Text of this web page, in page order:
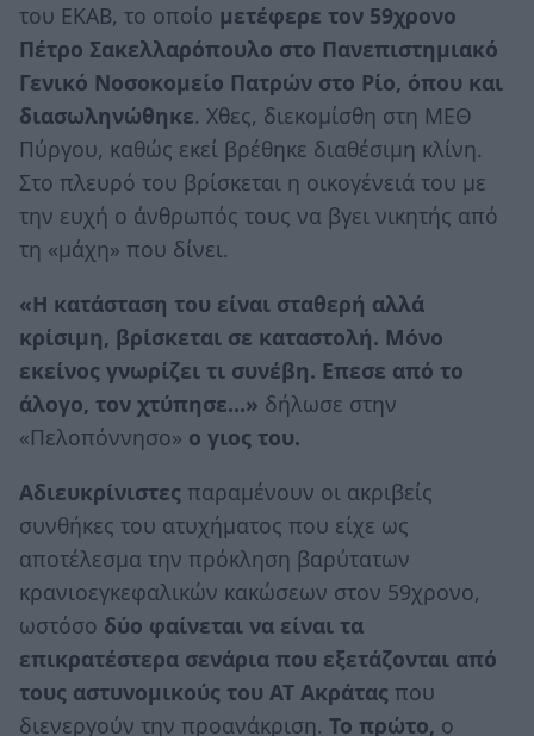
του ΕΚΑΒ, το οποίο μετέφερε τον 59χρονο
Πέτρο Σακελλαρόπουλο στο Πανεπιστημιακό
Γενικό Νοσοκομείο Πατρών στο Ρίο, όπου και
διασωληνώθηκε. Χθες, διεκομίσθη στη ΜΕΘ
Πύργου, καθώς εκεί βρέθηκε διαθέσιμη κλίνη.
Στο πλευρό του βρίσκεται η οικογένειά του με
την ευχή ο άνθρωπός τους να βγει νικητής από
τη «μάχη» που δίνει.
«Η κατάσταση του είναι σταθερή αλλά
κρίσιμη, βρίσκεται σε καταστολή. Μόνο
εκείνος γνωρίζει τι συνέβη. Επεσε από το
άλογο, τον χτύπησε…» δήλωσε στην
«Πελοπόννησο» ο γιος του.
Αδιευκρίνιστες παραμένουν οι ακριβείς
συνθήκες του ατυχήματος που είχε ως
αποτέλεσμα την πρόκληση βαρύτατων
κρανιοεγκεφαλικών κακώσεων στον 59χρονο,
ωστόσο δύο φαίνεται να είναι τα
επικρατέστερα σενάρια που εξετάζονται από
τους αστυνομικούς του ΑΤ Ακράτας που
διενεργούν την προανάκριση. Το πρώτο, ο